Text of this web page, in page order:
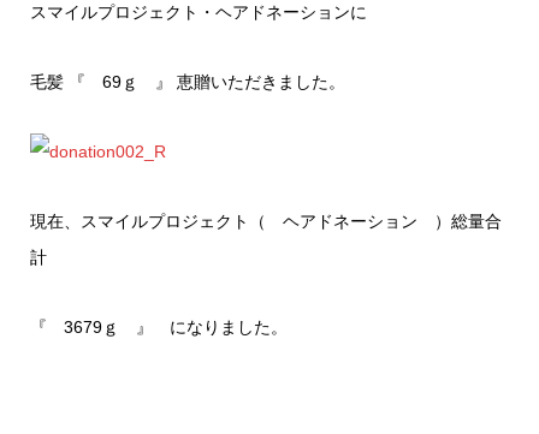
スマイルプロジェクト・ヘアドネーションに
毛髪 『 69ｇ 』 恵贈いただきました。
現在、スマイルプロジェクト（ ヘアドネーション ）総量合
計
『 3679ｇ 』 になりました。